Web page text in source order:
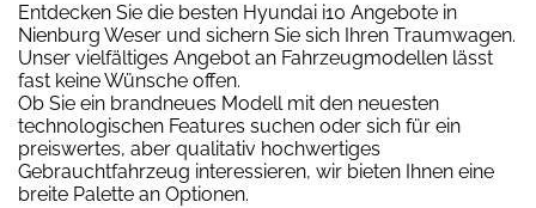
Entdecken Sie die besten Hyundai i10 Angebote in
Nienburg Weser und sichern Sie sich Ihren Traumwagen.
Unser vielfältiges Angebot an Fahrzeugmodellen lässt
fast keine Wünsche offen.
Ob Sie ein brandneues Modell mit den neuesten
technologischen Features suchen oder sich für ein
preiswertes, aber qualitativ hochwertiges
Gebrauchtfahrzeug interessieren, wir bieten Ihnen eine
breite Palette an Optionen.